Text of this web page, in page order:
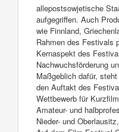
allepostsowjetische
aufgegriffen. Auch
wie Finnland,
Rahmen des Festivals
Kernaspekt des
Nachwuchsförderung
Maßgeblich dafür,
den Auftakt des
Wettbewerb für
Amateur- und
Nieder- und